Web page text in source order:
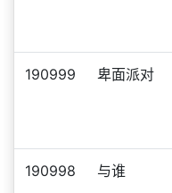
190999 卑面派对
190998 与谁